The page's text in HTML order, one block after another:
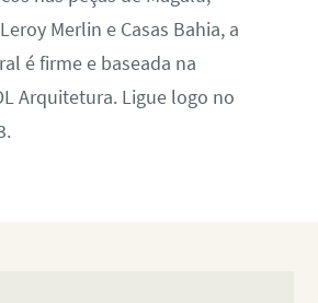
Merlin e Casas Bahia, a
é firme e baseada na
Arquitetura. Ligue logo no